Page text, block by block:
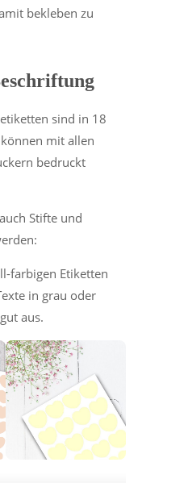
bekleben zu
sind in 18
mit allen
bedruckt
Stifte und
farbigen Etiketten
in grau oder
aus.